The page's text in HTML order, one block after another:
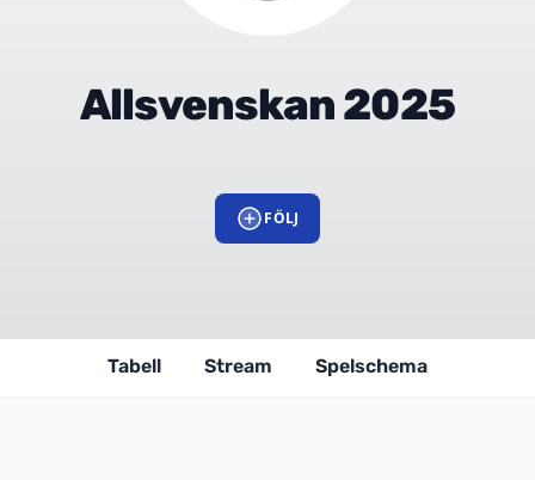
Allsvenskan 2025
FÖLJ
Tabell Stream Spelschema